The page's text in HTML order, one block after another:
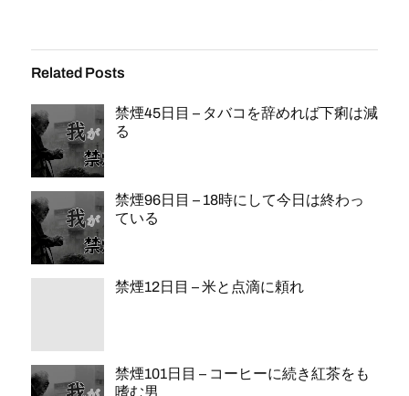
Related Posts
禁煙45日目 – タバコを辞めれば下痢は減
る
禁煙96日目 – 18時にして今日は終わっ
ている
禁煙12日目 – 米と点滴に頼れ
禁煙101日目 – コーヒーに続き紅茶をも
嗜む男